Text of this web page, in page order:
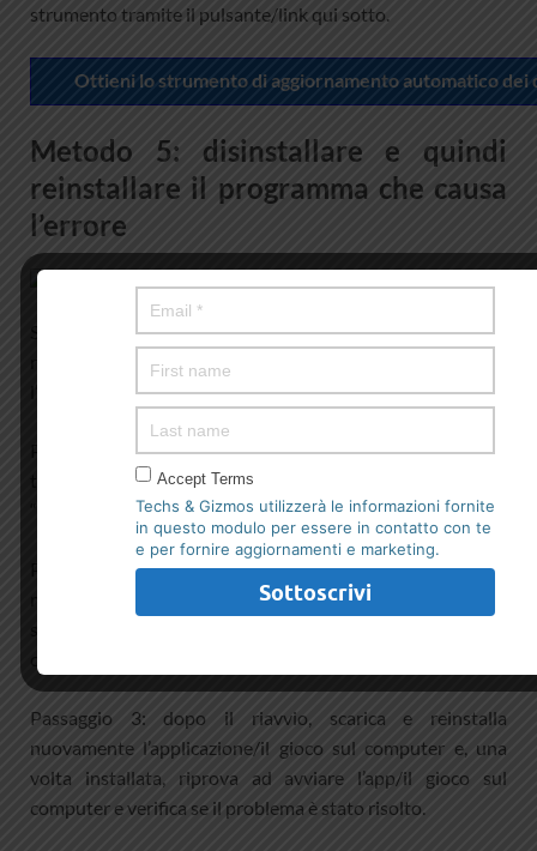
strumento tramite il pulsante/link qui sotto.
Ottieni lo strumento di aggiornamento automatico dei
Metodo 5: disinstallare e quindi
reinstallare il programma che causa
l’errore
Se il problema persiste, puoi disinstallare e quindi
reinstallare l’applicazione/gioco nel computer che causa
Passaggio 1: apri “Pannello di controllo” nel PC Windows
tramite la casella di ricerca di Windows ed espandi
“Disinstalla un programma> Programmi e funzionalità”
Passaggio 2: trova e fai clic con il pulsante destro del
mouse sull’applicazione/gioco che causa l’errore e
Passaggio 3: dopo il riavvio, scarica e reinstalla
nuovamente l’applicazione/il gioco sul computer e, una
volta installata, riprova ad avviare l’app/il gioco sul
computer e verifica se il problema è stato risolto.
Accept Terms
Techs & Gizmos utilizzerà le informazioni fornite
in questo modulo per essere in contatto con te
e per fornire aggiornamenti e marketing.